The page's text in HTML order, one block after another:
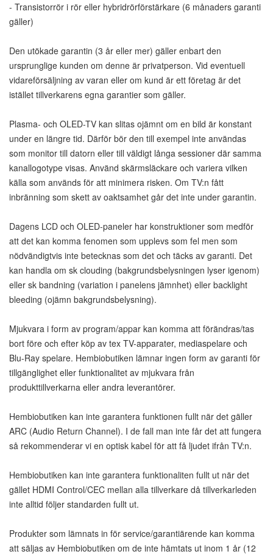
- Transistorrör i rör eller hybridrörförstärkare (6 månaders garanti
gäller)
Den utökade garantin (3 år eller mer) gäller enbart den
ursprunglige kunden om denne är privatperson. Vid eventuell
vidareförsäljning av varan eller om kund är ett företag är det
istället tillverkarens egna garantier som gäller.
Plasma- och OLED-TV kan slitas ojämnt om en bild är konstant
under en längre tid. Därför bör den till exempel inte användas
som monitor till datorn eller till väldigt långa sessioner där samma
kanallogotype visas. Använd skärmsläckare och variera vilken
källa som används för att minimera risken. Om TV:n fått
inbränning som skett av oaktsamhet går det inte under garantin.
Dagens LCD och OLED-paneler har konstruktioner som medför
att det kan komma fenomen som upplevs som fel men som
nödvändigtvis inte betecknas som det och täcks av garanti. Det
kan handla om sk clouding (bakgrundsbelysningen lyser igenom)
eller sk bandning (variation i panelens jämnhet) eller backlight
bleeding (ojämn bakgrundsbelysning).
Mjukvara i form av program/appar kan komma att förändras/tas
bort före och efter köp av tex TV-apparater, mediaspelare och
Blu-Ray spelare. Hembiobutiken lämnar ingen form av garanti för
tillgänglighet eller funktionalitet av mjukvara från
produkttillverkarna eller andra leverantörer.
Hembiobutiken kan inte garantera funktionen fullt när det gäller
ARC (Audio Return Channel). I de fall man inte får det att fungera
så rekommenderar vi en optisk kabel för att få ljudet ifrån TV:n.
Hembiobutiken kan inte garantera funktionaliten fullt ut när det
gället HDMI Control/CEC mellan alla tillverkare då tillverkarleden
inte alltid följer standarden fullt ut.
Produkter som lämnats in för service/garantiärende kan komma
att säljas av Hembiobutiken om de inte hämtats ut inom 1 år (12